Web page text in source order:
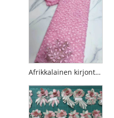
Afrikkalainen kirjontapitsi